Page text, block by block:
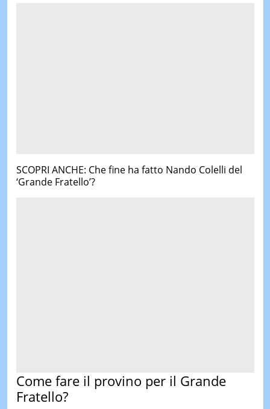
SCOPRI ANCHE: Che fine ha fatto Nando Colelli del
‘Grande Fratello’?
Come fare il provino per il Grande
Fratello?